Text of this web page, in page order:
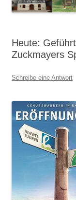
Heute:
Zuckmayers
Schreibe eine Antwort